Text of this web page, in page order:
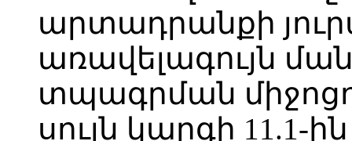
արտադրանքի
առավելագույն
տպագրման
սույն կարգի 11.1-